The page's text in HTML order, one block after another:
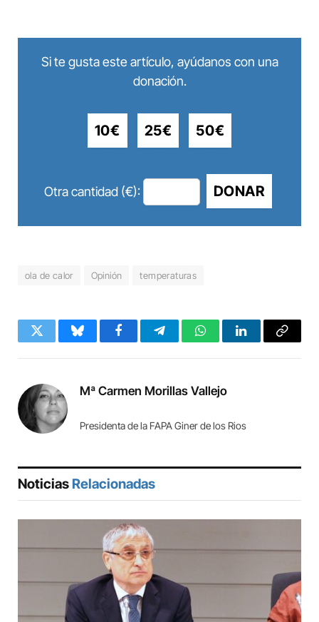
Si te gusta este artículo, ayúdanos con una
donación.
10€ 25€ 50€
Otra cantidad (€): DONAR
ola de calor Opinión temperaturas
Twitter BlueskyFacebookTelegramWhatsAppLinkedInCopy
Mª Carmen Morillas Vallejo
Presidenta de la FAPA Giner de los Rios
Noticias Relacionadas